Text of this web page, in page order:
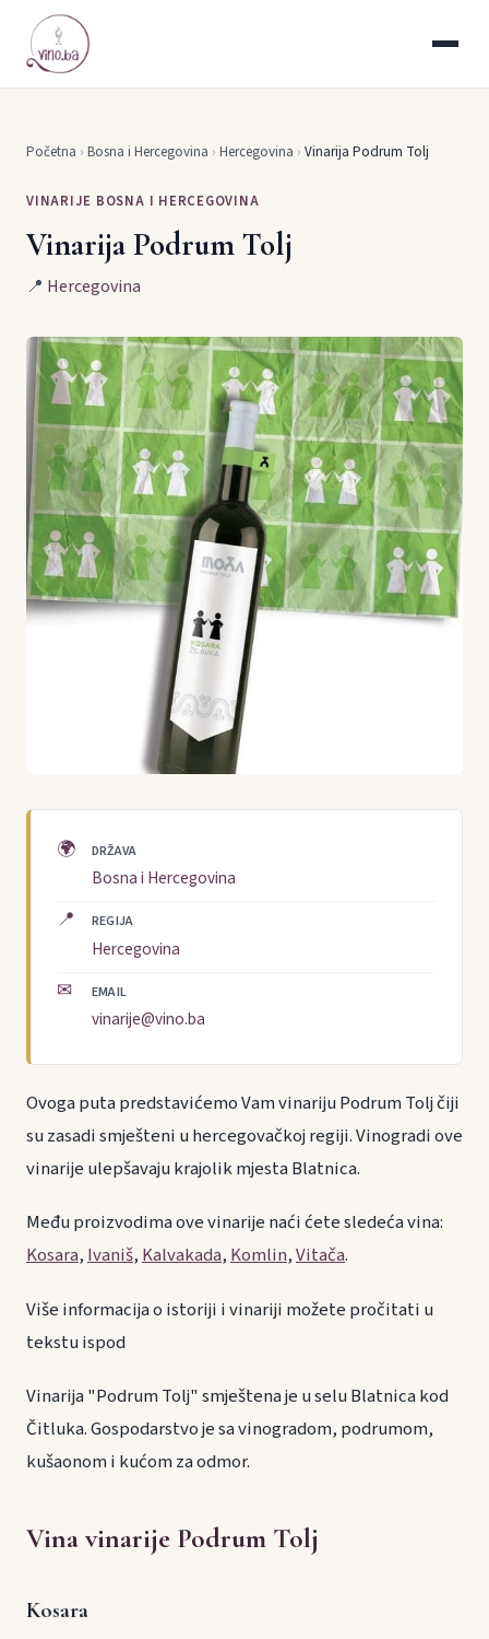
Početna › Bosna i Hercegovina › Hercegovina › Vinarija Podrum Tolj
VINARIJE BOSNA I HERCEGOVINA
Vinarija Podrum Tolj
📍 Hercegovina
🌍 DRŽAVA
Bosna i Hercegovina
📍 REGIJA
Hercegovina
✉ EMAIL
vinarije@vino.ba
Ovoga puta predstavićemo Vam vinariju Podrum Tolj čiji
su zasadi smješteni u hercegovačkoj regiji. Vinogradi ove
vinarije ulepšavaju krajolik mjesta Blatnica.
Među proizvodima ove vinarije naći ćete sledeća vina:
Kosara,Ivaniš,Kalvakada,Komlin,Vitača.
Više informacija o istoriji i vinariji možete pročitati u
tekstu ispod
Vinarija "Podrum Tolj" smještena je u selu Blatnica kod
Čitluka. Gospodarstvo je sa vinogradom, podrumom,
kušaonom i kućom za odmor.
Vina vinarije Podrum Tolj
Kosara